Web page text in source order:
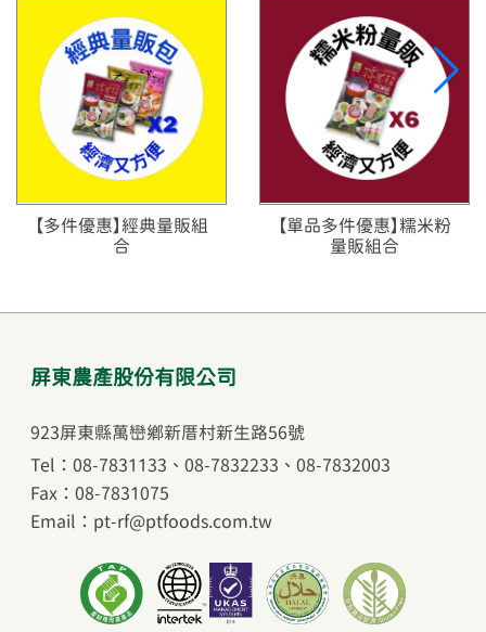
【多件優惠】經典量販組
合
【單品多件優惠】糯米粉
量販組合
屏東農產股份有限公司
923屏東縣萬巒鄉新厝村新生路56號
Tel：08-7831133 、 08-7832233 、 08-7832003
Fax：08-7831075
Email：pt-rf@ptfoods.com.tw